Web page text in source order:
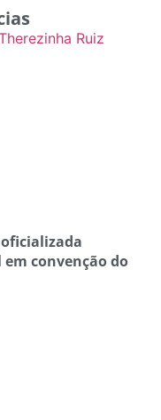
convenção do